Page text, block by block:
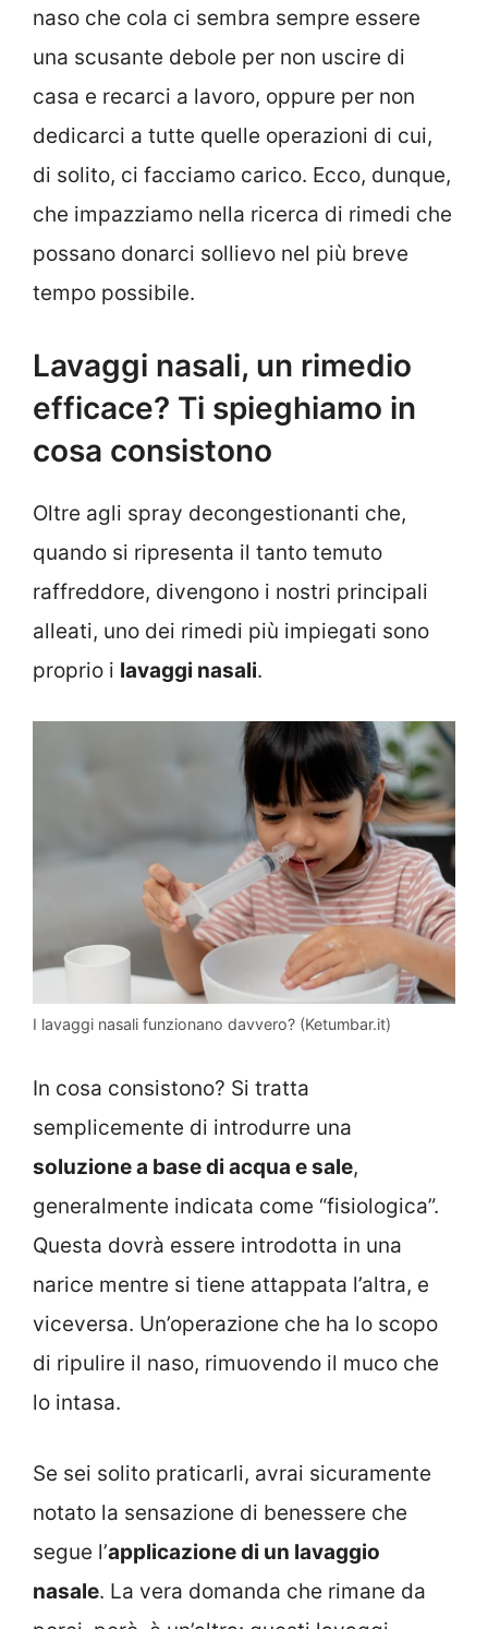
naso che cola ci sembra sempre essere
una scusante debole per non uscire di
casa e recarci a lavoro, oppure per non
dedicarci a tutte quelle operazioni di cui,
di solito, ci facciamo carico. Ecco, dunque,
che impazziamo nella ricerca di rimedi che
possano donarci sollievo nel più breve
tempo possibile.
Lavaggi nasali, un rimedio
efficace? Ti spieghiamo in
cosa consistono
Oltre agli spray decongestionanti che,
quando si ripresenta il tanto temuto
raffreddore, divengono i nostri principali
alleati, uno dei rimedi più impiegati sono
proprio i lavaggi nasali.
I lavaggi nasali funzionano davvero? (Ketumbar.it)
In cosa consistono? Si tratta
semplicemente di introdurre una
soluzione a base di acqua e sale,
generalmente indicata come “fisiologica”.
Questa dovrà essere introdotta in una
narice mentre si tiene attappata l’altra, e
viceversa. Un’operazione che ha lo scopo
di ripulire il naso, rimuovendo il muco che
lo intasa.
Se sei solito praticarli, avrai sicuramente
notato la sensazione di benessere che
segue l’applicazione di un lavaggio
nasale. La vera domanda che rimane da